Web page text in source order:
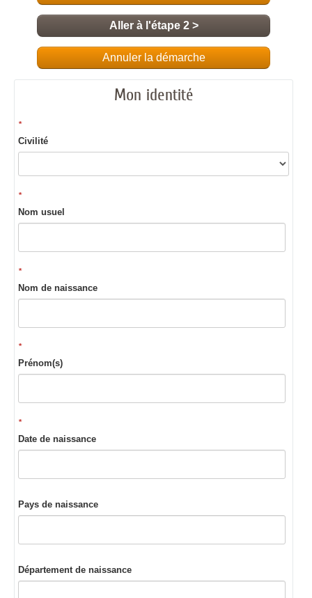
Aller à l'étape 2 >
Annuler la démarche
Mon identité
*
Civilité
*
Nom usuel
*
Nom de naissance
*
Prénom(s)
*
Date de naissance
Pays de naissance
Département de naissance